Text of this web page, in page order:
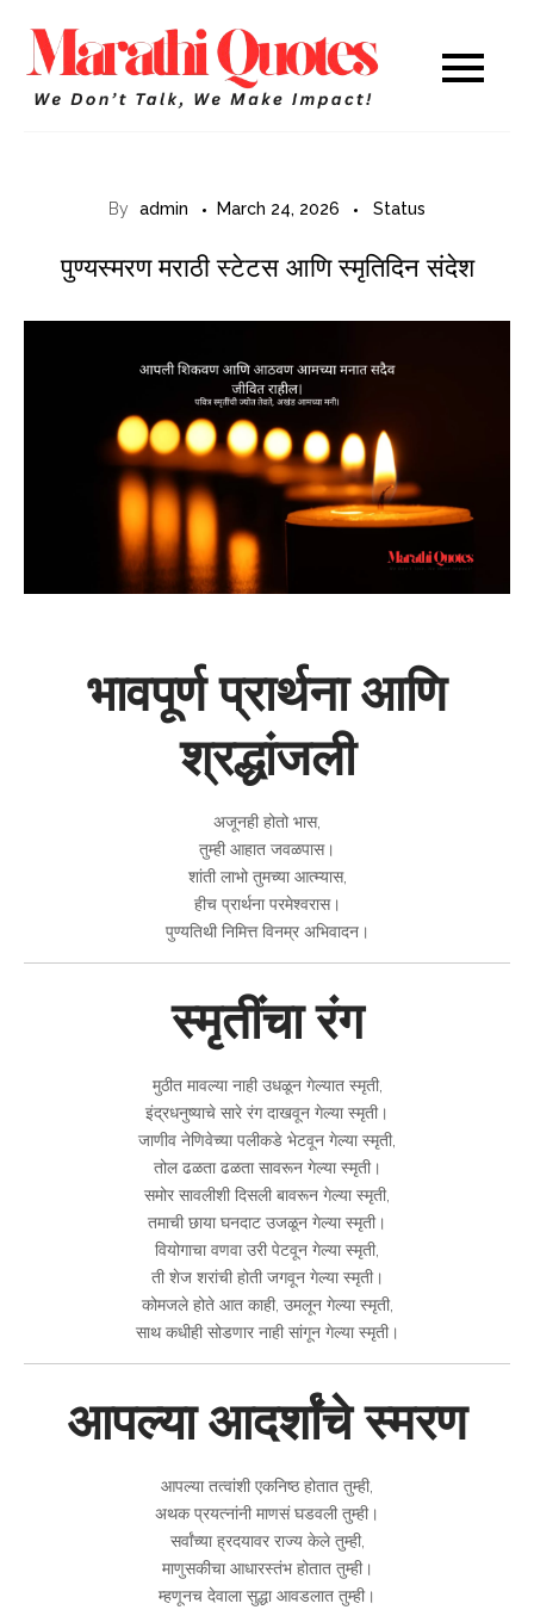
Marathi
WE DON’T TALK,
WE MAKE IMPACT!
By admin March 24, 2026 Status
पुण्यस्मरण मराठी स्टेटस आणि स्मृतिदिन संदेश
भावपूर्ण प्रार्थना आणि
श्रद्धांजली
अजूनही होतो भास,
तुम्ही आहात जवळपास।
शांती लाभो तुमच्या आत्म्यास,
हीच प्रार्थना परमेश्वरास।
पुण्यतिथी निमित्त विनम्र अभिवादन।
स्मृतींचा रंग
मुठीत मावल्या नाही उधळून गेल्यात स्मृती,
इंद्रधनुष्याचे सारे रंग दाखवून गेल्या स्मृती।
जाणीव नेणिवेच्या पलीकडे भेटवून गेल्या स्मृती,
तोल ढळता ढळता सावरून गेल्या स्मृती।
समोर सावलीशी दिसली बावरून गेल्या स्मृती,
तमाची छाया घनदाट उजळून गेल्या स्मृती।
वियोगाचा वणवा उरी पेटवून गेल्या स्मृती,
ती शेज शरांची होती जगवून गेल्या स्मृती।
कोमजले होते आत काही, उमलून गेल्या स्मृती,
साथ कधीही सोडणार नाही सांगून गेल्या स्मृती।
आपल्या आदर्शांचे स्मरण
आपल्या तत्वांशी एकनिष्ठ होतात तुम्ही,
अथक प्रयत्नांनी माणसं घडवली तुम्ही।
सर्वांच्या ह्रदयावर राज्य केले तुम्ही,
माणुसकीचा आधारस्तंभ होतात तुम्ही।
म्हणूनच देवाला सुद्धा आवडलात तुम्ही।